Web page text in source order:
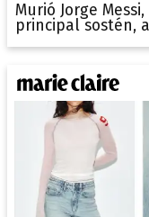
Murió Jorge
principal sostén,